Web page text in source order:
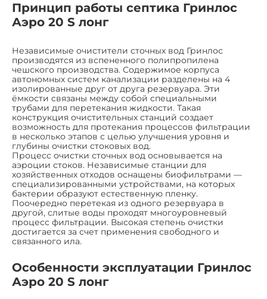
Принцип работы септика Гринлос
Аэро 20 S лонг
Независимые очистители сточных вод Гринлос
производятся из вспененного полипропилена
чешского производства. Содержимое корпуса
автономных систем канализации разделены на 4
изолированные друг от друга резервуара. Эти
ёмкости связаны между собой специальными
трубами для перетекания жидкости. Такая
конструкция очистительных станций создает
возможность для протекания процессов фильтрации
в несколько этапов с целью улучшения уровня и
глубины очистки стоковых вод.
Процесс очистки сточных вод основывается на
аэроции стоков. Независимые станции для
хозяйственных отходов оснащены биофильтрами —
специализированными устройствами, на которых
бактерии образуют естественную пленку.
Поочередно перетекая из одного резервуара в
другой, слитые воды проходят многоуровневый
процесс фильтрации. Высокая степень очистки
достигается за счет применения свободного и
связанного ила.
Особенности эксплуатации Гринлос
Аэро 20 S лонг